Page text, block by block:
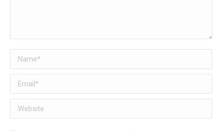
Name *
Email *
Website